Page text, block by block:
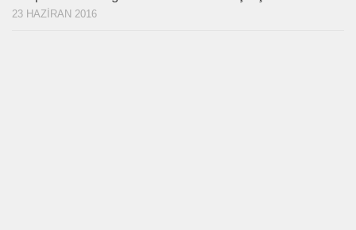
23 HAZIRAN 2016